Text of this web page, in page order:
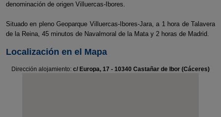
denominación de origen Villuercas-Ibores.
Situado en pleno Geoparque Villuercas-Ibores-Jara, a 1 hora de Talavera
de la Reina, 45 minutos de Navalmoral de la Mata y 2 horas de Madrid.
Localización en el Mapa
Dirección alojamiento: c/ Europa, 17 - 10340 Castañar de Ibor (Cáceres)